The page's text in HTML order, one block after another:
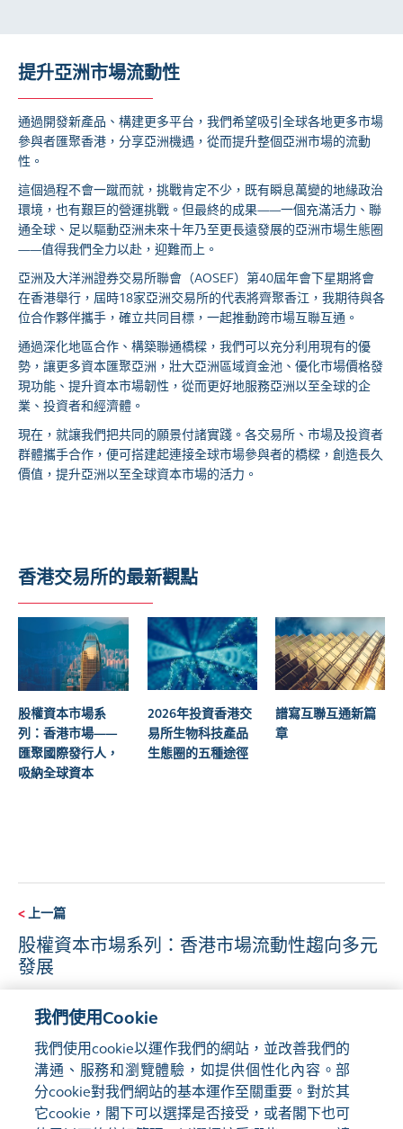
提升亞洲市場流動性
通過開發新產品、構建更多平台，我們希望吸引全球各地更多市場
參與者匯聚香港，分享亞洲機遇，從而提升整個亞洲市場的流動
性。
這個過程不會一蹴而就，挑戰肯定不少，既有瞬息萬變的地緣政治
環境，也有艱巨的營運挑戰。但最終的成果——一個充滿活力、聯
通全球、足以驅動亞洲未來十年乃至更長遠發展的亞洲市場生態圈
——值得我們全力以赴，迎難而上。
亞洲及大洋洲證券交易所聯會（AOSEF）第40屆年會下星期將會
在香港舉行，屆時18家亞洲交易所的代表將齊聚香江，我期待與各
位合作夥伴攜手，確立共同目標，一起推動跨市場互聯互通。
通過深化地區合作、構築聯通橋樑，我們可以充分利用現有的優
勢，讓更多資本匯聚亞洲，壯大亞洲區域資金池、優化市場價格發
現功能、提升資本市場韌性，從而更好地服務亞洲以至全球的企
業、投資者和經濟體。
現在，就讓我們把共同的願景付諸實踐。各交易所、市場及投資者
群體攜手合作，便可搭建起連接全球市場參與者的橋樑，創造長久
價值，提升亞洲以至全球資本市場的活力。
香港交易所的最新觀點
股權資本市場系
列：香港市場——
匯聚國際發行人，
吸納全球資本
2026年投資香港交
易所生物科技產品
生態圈的五種途徑
譜寫互聯互通新篇
章
<上一篇
股權資本市場系列：香港市場流動性趨向多元
發展
2026年第一季香港市場概況
我們使用Cookie
我們使用cookie以運作我們的網站，並改善我們的
溝通、服務和瀏覽體驗，如提供個性化內容。部
分cookie對我們網站的基本運作至關重要。對於其
它cookie，閣下可以選擇是否接受，或者閣下也可